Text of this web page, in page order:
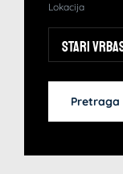
Lokacija
Stari
Pretraga